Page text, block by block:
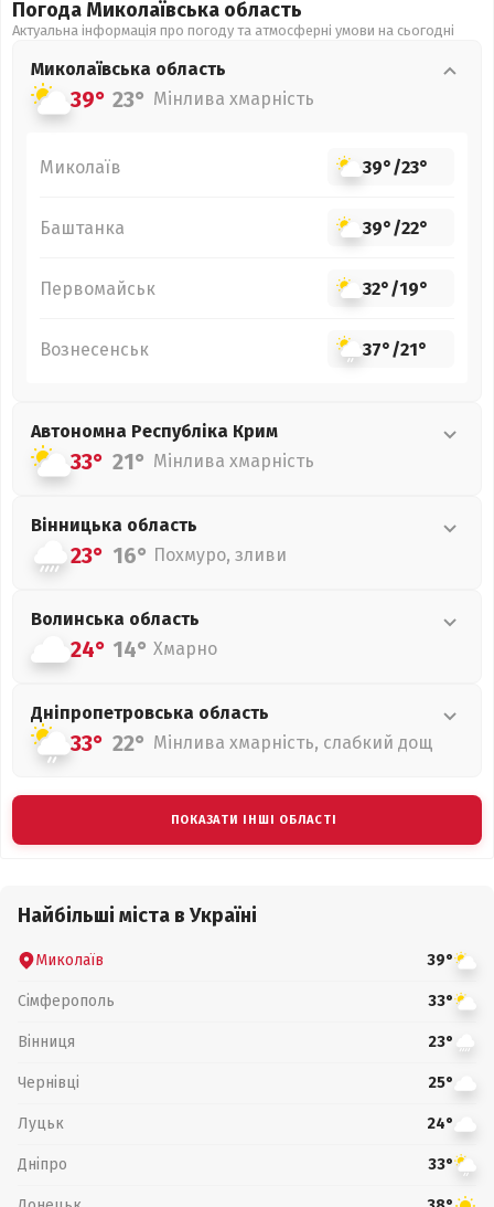
Погода Миколаївська область
Актуальна інформація про погоду та атмосферні умови на сьогодні
Миколаївська область
39° 23° Мінлива хмарність
Миколаїв 39°/23°
Баштанка 39°/22°
Первомайськ 32°/19°
Вознесенськ 37°/21°
Автономна Республіка Крим
33° 21° Мінлива хмарність
Вінницька область
23° 16° Похмуро, зливи
Волинська область
24° 14° Хмарно
Дніпропетровська область
33° 22° Мінлива хмарність, слабкий дощ
ПОКАЗАТИ ІНШІ ОБЛАСТІ
Найбільші міста в Україні
Миколаїв 39°
Сімферополь 33°
Вінниця 23°
Чернівці 25°
Луцьк 24°
Дніпро 33°